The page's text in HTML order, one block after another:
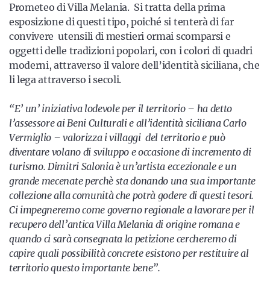
Prometeo di Villa Melania. Si tratta della prima
esposizione di questi tipo, poiché si tenterà di far
convivere utensili di mestieri ormai scomparsi e
oggetti delle tradizioni popolari, con i colori di quadri
moderni, attraverso il valore dell’identità siciliana, che
li lega attraverso i secoli.
“E’ un’ iniziativa lodevole per il territorio – ha detto
l’assessore ai Beni Culturali e all’identità siciliana Carlo
Vermiglio – valorizza i villaggi del territorio e può
diventare volano di sviluppo e occasione di incremento di
turismo. Dimitri Salonia è un’artista eccezionale e un
grande mecenate perchè sta donando una sua importante
collezione alla comunità che potrà godere di questi tesori.
Ci impegneremo come governo regionale a lavorare per il
recupero dell’antica Villa Melania di origine romana e
quando ci sarà consegnata la petizione cercheremo di
capire quali possibilità concrete esistono per restituire al
territorio questo importante bene”.